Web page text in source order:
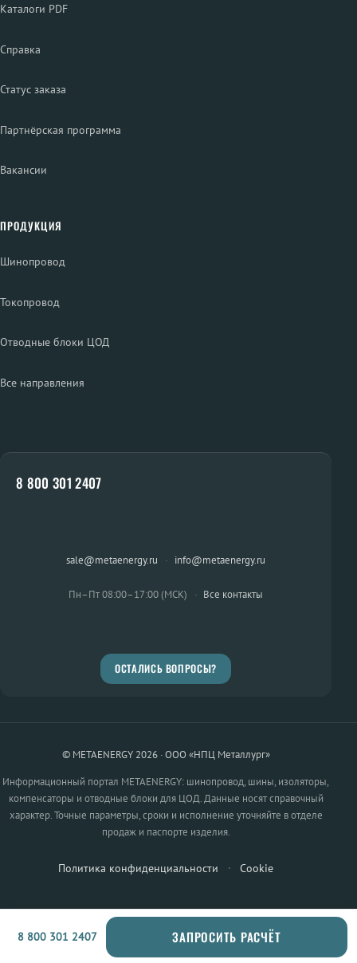
Каталоги PDF
Справка
Статус заказа
Партнёрская программа
Вакансии
ПРОДУКЦИЯ
Шинопровод
Токопровод
Отводные блоки ЦОД
Все направления
8 800 301 2407
sale@metaenergy.ru · info@metaenergy.ru
Пн–Пт 08:00–17:00 (МСК) · Все контакты
ОСТАЛИСЬ ВОПРОСЫ?
© METAENERGY 2026 · ООО «НПЦ Металлург»
Информационный портал METAENERGY: шинопровод, шины, изоляторы,
компенсаторы и отводные блоки для ЦОД. Данные носят справочный
характер. Точные параметры, сроки и исполнение уточняйте в отделе
продаж и паспорте изделия.
Политика конфиденциальности · Cookie
8 800 301 2407 ЗАПРОСИТЬ РАСЧЁТ